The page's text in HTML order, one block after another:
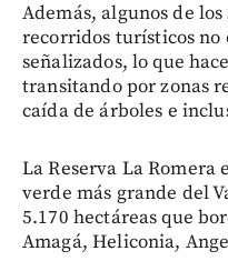
Además, algunos de
recorridos turísticos no
señalizados, lo que
transitando por zonas
caída de árboles e
La Reserva La Romera
verde más grande del
5.170 hectáreas que
Amagá, Heliconia,